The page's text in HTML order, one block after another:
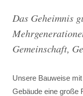
Das Geheimnis
Gemeinschaft,
Unsere Bauweise
Gebäude eine große